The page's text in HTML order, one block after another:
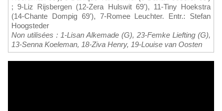
; 9-Liz Rijsbergen (12-Zera Hulswit 69'), 11-Tiny Hoekstra
(14-Chante Dompig 69'), 7-Romee Leuchter. Entr.: Stefan
Hoogsteder
Non utilisées : 1-Lisan Alkemade (G), 23-Femke Liefting (G),
13-Senna Koeleman, 18-Ziva Henry, 19-Louise van Oosten